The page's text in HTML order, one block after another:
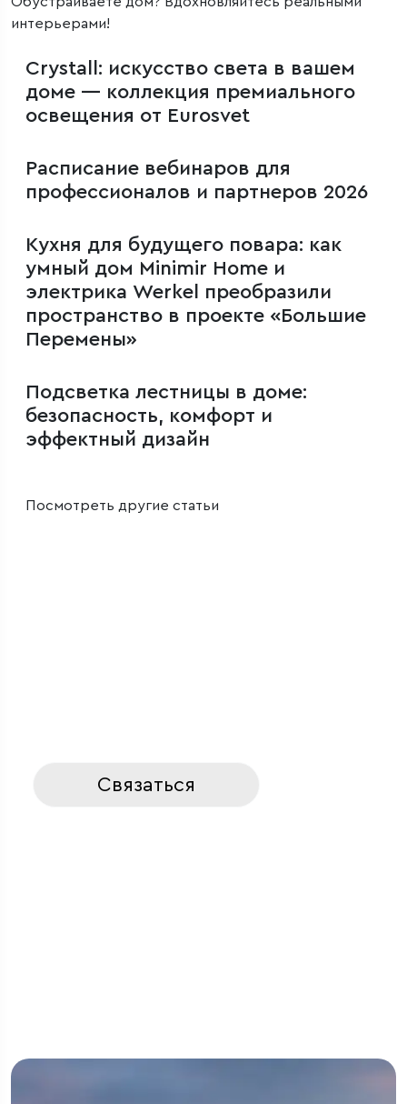
интерьерами!
Crystall: искусство света в вашем
доме — коллекция премиального
освещения от Eurosvet
Расписание вебинаров для
профессионалов и партнеров 2026
Кухня для будущего повара: как
умный дом Minimir Home и
электрика Werkel преобразили
пространство в проекте «Большие
Перемены»
Подсветка лестницы в доме:
безопасность, комфорт и
эффектный дизайн
Посмотреть другие статьи
Связаться